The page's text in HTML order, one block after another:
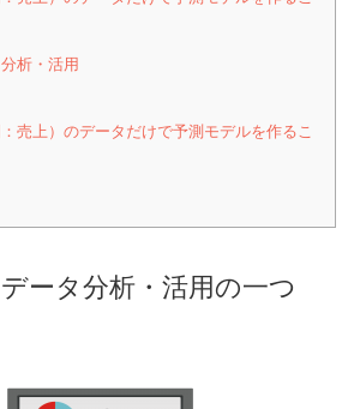
析・活用
：売上）のデータだけで予測モデルを作るこ
ータ分析・活用の一つ